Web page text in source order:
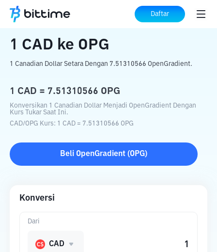
Daftar
Beranda Konverter Kripto ke OPG
1 CAD ke OPG
1 Canadian Dollar Setara Dengan 7.51310566 OpenGradient.
1 CAD = 7.51310566 OPG
Konversikan 1 Canadian Dollar Menjadi OpenGradient Dengan
Kurs Tukar Saat Ini.
CAD/OPG Kurs: 1 CAD = 7.51310566 OPG
Beli OpenGradient (OPG)
Konversi
Dari
CAD